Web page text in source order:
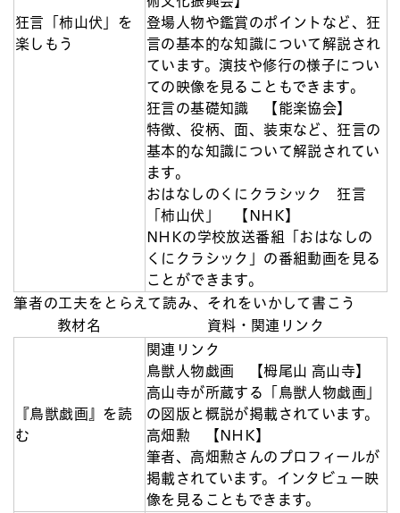
狂言「柿山伏」を
楽しもう
登場人物や鑑賞のポイントなど、狂
言の基本的な知識について解説され
ています。演技や修行の様子につい
ての映像を見ることもできます。
狂言の基礎知識 【能楽協会】
特徴、役柄、面、装束など、狂言の
基本的な知識について解説されてい
ます。
おはなしのくにクラシック 狂言
「柿山伏」 【NHK】
NHKの学校放送番組「おはなしの
くにクラシック」の番組動画を見る
ことができます。
筆者の工夫をとらえて読み、それをいかして書こう
教材名
資料・関連リンク
『鳥獣戯画』を読
む
関連リンク
鳥獣人物戯画 【栂尾山 高山寺】
高山寺が所蔵する「鳥獣人物戯画」
の図版と概説が掲載されています。
高畑勲 【NHK】
筆者、高畑勲さんのプロフィールが
掲載されています。インタビュー映
像を見ることもできます。